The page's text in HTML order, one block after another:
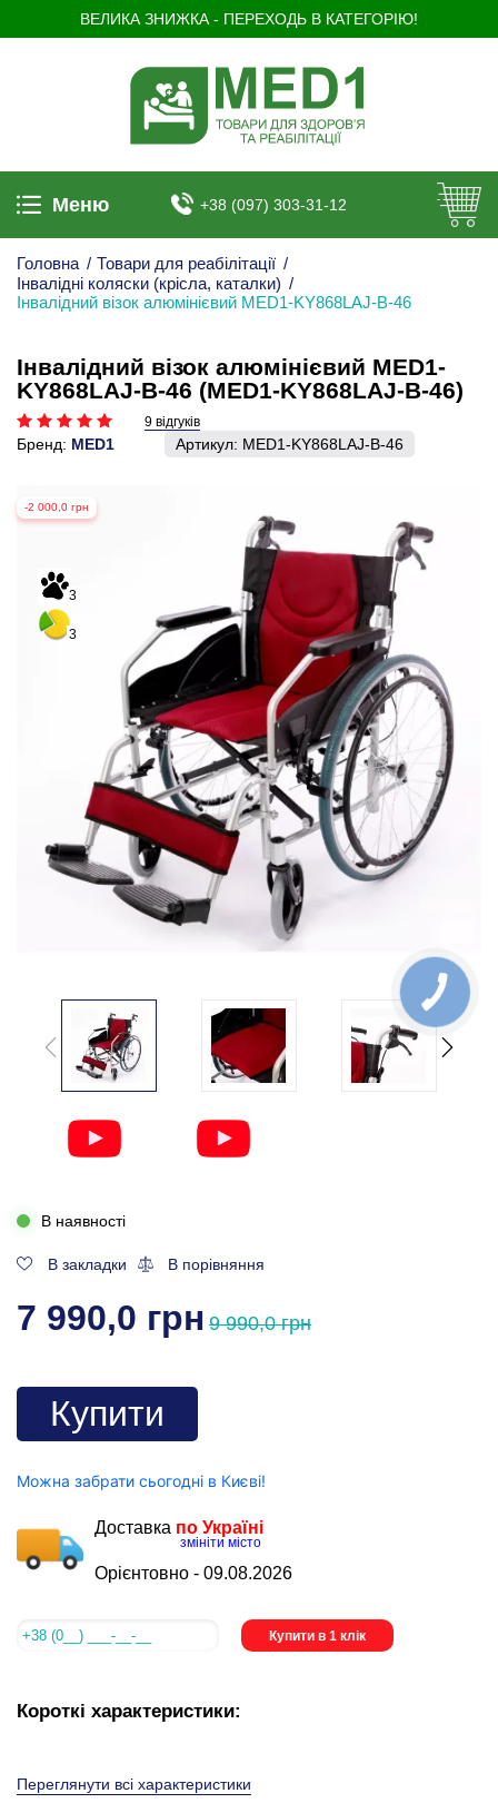
ВЕЛИКА ЗНИЖКА - ПЕРЕХОДЬ В КАТЕГОРІЮ!
Меню +38 (097) 303-31-12
Головна / Товари для реабілітації /
Інвалідні коляски (крісла, каталки) /
Інвалідний візок алюмінієвий MED1-KY868LAJ-B-46
Інвалідний візок алюмінієвий MED1-
KY868LAJ-B-46 (MED1-KY868LAJ-B-46)
9 відгуків
Бренд: MED1 Артикул: MED1-KY868LAJ-B-46
-2 000,0 грн
3
3
В наявності
В закладки В порівняння
7 990,0 грн 9 990,0 грн
Купити
Можна забрати сьогодні в Києві!
Доставка по Україні
змініти місто
Орієнтовно - 09.08.2026
Купити в 1 клік
Короткі характеристики:
Переглянути всі характеристики